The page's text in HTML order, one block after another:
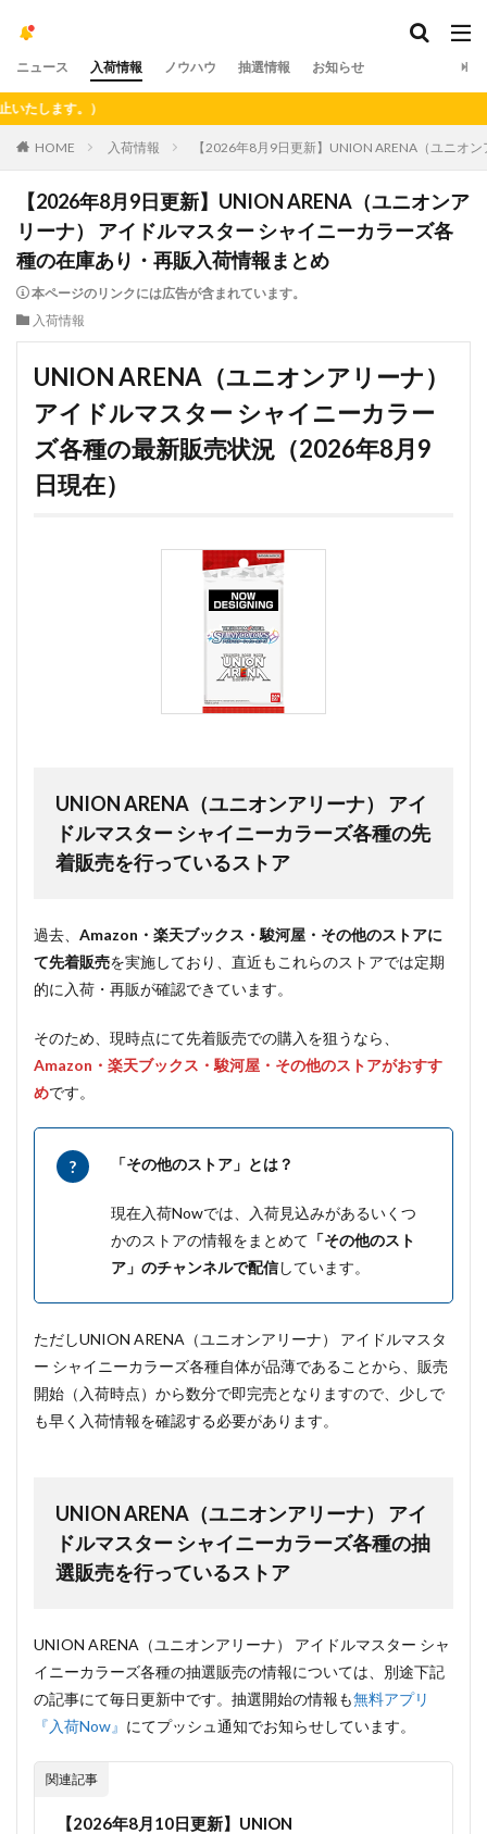
ニュース 入荷情報 ノウハウ 抽選情報 お知らせ
HOME 入荷情報 【2026年8月9日更新】UNION ARENA（ユニオ
【2026年8月9日更新】UNION ARENA（ユニオンア
リーナ） アイドルマスター シャイニーカラーズ各
種の在庫あり・再販入荷情報まとめ
本ページのリンクには広告が含まれています。
入荷情報
UNION ARENA（ユニオンアリーナ）
アイドルマスター シャイニーカラー
ズ各種の最新販売状況（2026年8月9
日現在）
UNION ARENA（ユニオンアリーナ） アイ
ドルマスター シャイニーカラーズ各種の先
着販売を行っているストア
過去、 Amazon・楽天ブックス・駿河屋・その他のストアに
て先着販売を実施しており、直近もこれらのストアでは定期
的に入荷・再販が確認できています。
そのため、現時点にて先着販売での購入を狙うなら、
Amazon・楽天ブックス・駿河屋・その他のストアがおすす
めです。
「その他のストア」とは？
現在入荷Nowでは、入荷見込みがあるいくつ
かのストアの情報をまとめて 「その他のスト
ア」のチャンネルで配信しています。
ただしUNION ARENA（ユニオンアリーナ） アイドルマスタ
ー シャイニーカラーズ各種自体が品薄であることから、販売
開始（入荷時点）から数分で即完売となりますので、少しで
も早く入荷情報を確認する必要があります。
UNION ARENA（ユニオンアリーナ） アイ
ドルマスター シャイニーカラーズ各種の抽
選販売を行っているストア
UNION ARENA（ユニオンアリーナ） アイドルマスター シャ
イニーカラーズ各種の抽選販売の情報については、別途下記
の記事にて毎日更新中です。抽選開始の情報も無料アプリ
『入荷Now』 にてプッシュ通知でお知らせしています。
関連記事
【2026年8月10日更新】UNION